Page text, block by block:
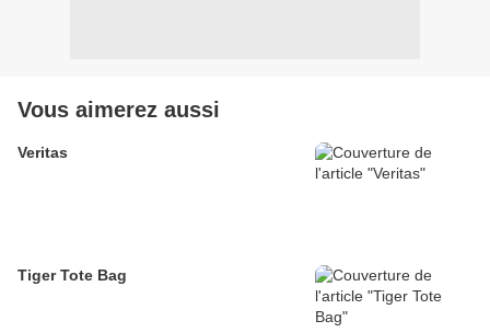
Vous aimerez aussi
Veritas
Tiger Tote Bag